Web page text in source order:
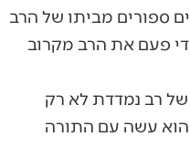
ספורים מביתו של הרב
פעם את הרב מקרוב
של רב נמדדת לא רק
עשה עם התורה